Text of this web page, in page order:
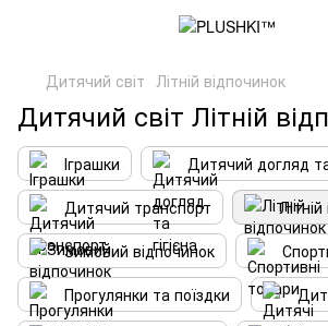
Дитячий світ Літній відпочинок
Дитячий світ Літній
Іграшки
Дитячий догляд та
Дитячий транспорт
Зимовий відпочинок
Прогулянки та поїздки